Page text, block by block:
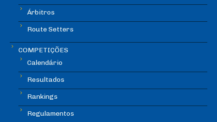
Árbitros
Route Setters
COMPETIÇÕES
Calendário
Resultados
Rankings
Regulamentos